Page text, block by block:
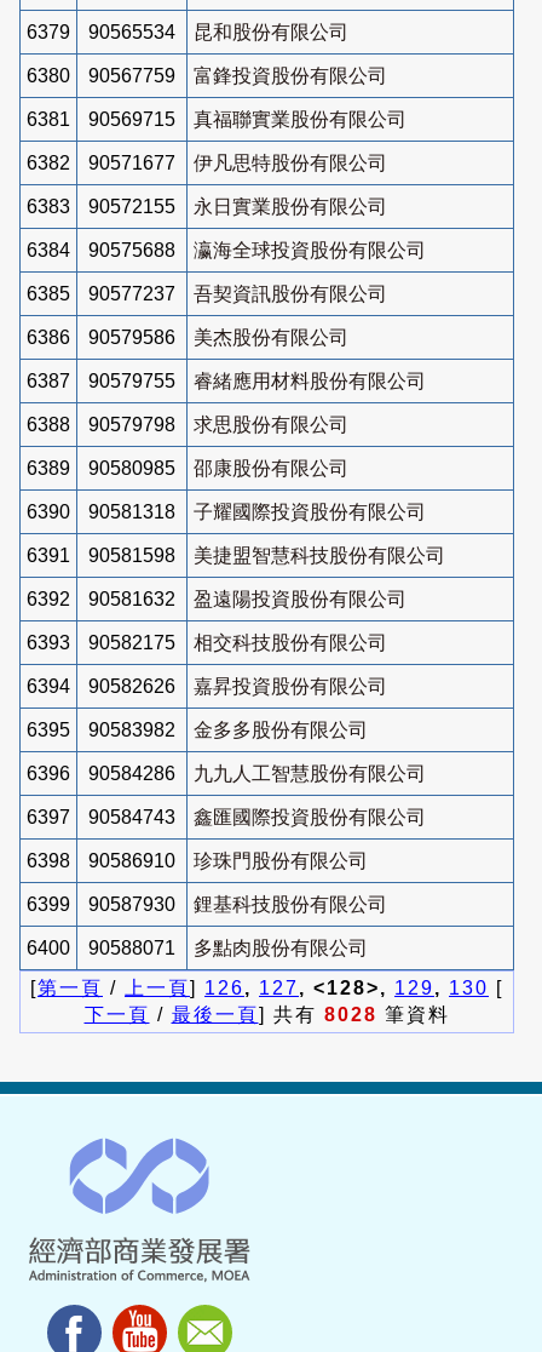
6379 90565534 昆和股份有限公司
6380 90567759 富鋒投資股份有限公司
6381 90569715 真福聯實業股份有限公司
6382 90571677 伊凡思特股份有限公司
6383 90572155 永日實業股份有限公司
6384 90575688 瀛海全球投資股份有限公司
6385 90577237 吾契資訊股份有限公司
6386 90579586 美杰股份有限公司
6387 90579755 睿緒應用材料股份有限公司
6388 90579798 求思股份有限公司
6389 90580985 邵康股份有限公司
6390 90581318 子耀國際投資股份有限公司
6391 90581598 美捷盟智慧科技股份有限公司
6392 90581632 盈遠陽投資股份有限公司
6393 90582175 相交科技股份有限公司
6394 90582626 嘉昇投資股份有限公司
6395 90583982 金多多股份有限公司
6396 90584286 九九人工智慧股份有限公司
6397 90584743 鑫匯國際投資股份有限公司
6398 90586910 珍珠門股份有限公司
6399 90587930 鋰基科技股份有限公司
6400 90588071
多點肉股份有限公司
[第一頁 / 上一頁] 126, 127, <128>, 129, 130 [
下一頁 / 最後一頁] 共有 8028 筆資料